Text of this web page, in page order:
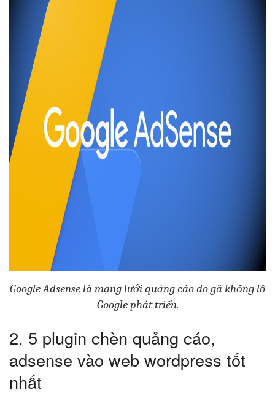
Google Adsense là mạng lưới quảng cáo do gã khổng lồ
Google phát triển.
2. 5 plugin chèn quảng cáo,
adsense vào web wordpress tốt
nhất